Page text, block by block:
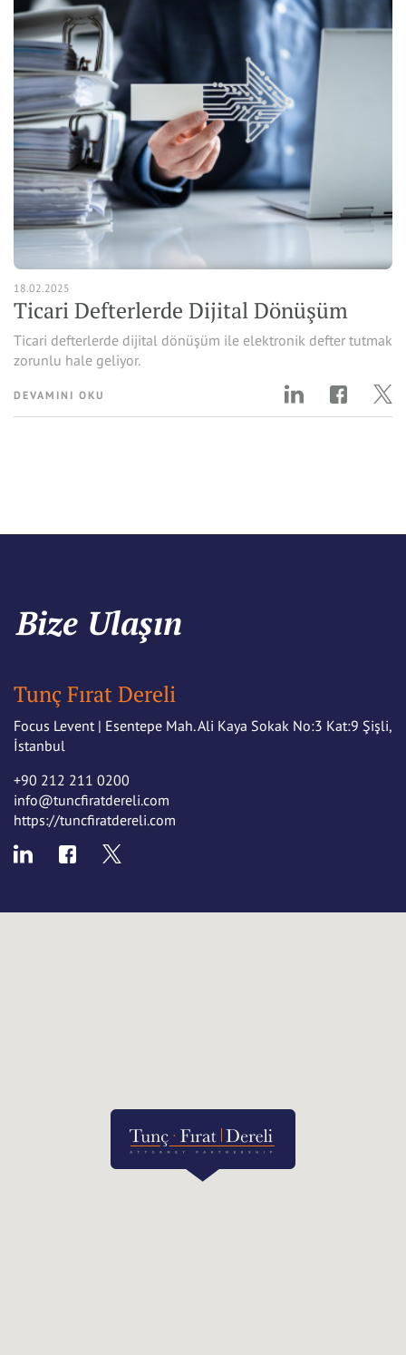
18.02.2025
Ticari Defterlerde Dijital Dönüşüm
Ticari defterlerde dijital dönüşüm ile elektronik defter tutmak
zorunlu hale geliyor.
DEVAMINI OKU
Bize Ulaşın
Tunç Fırat Dereli
Focus Levent | Esentepe Mah. Ali Kaya Sokak No:3 Kat:9 Şişli,
İstanbul
+90 212 211 0200
info@tuncfiratdereli.com
https://tuncfiratdereli.com